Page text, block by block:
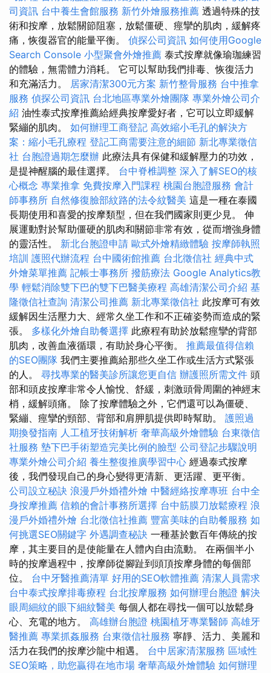
司資訊 台中養生會館服務 新竹外燴服務推薦 透過特殊的技
術和按摩，放鬆關節阻塞，放鬆僵硬、痙攣的肌肉，緩解疼
痛，恢復器官的能量平衡。 偵探公司資訊 如何使用Google
Search Console 小型聚會外燴推薦 泰式按摩就像瑜珈練習
的體驗，無需體力消耗。 它可以幫助我們排毒、恢復活力
和充滿活力。 居家清潔300元方案 新竹整骨服務 台中推拿
服務 偵探公司資訊 台北地區專業外燴團隊 專業外燴公司介
紹 油性泰式按摩推薦給經典按摩愛好者，它可以立即緩解
緊繃的肌肉。 如何辦理工商登記 高效縮小毛孔的解決方
案：縮小毛孔療程 登記工商需要注意的細節 新北專業徵信
社 台胞證過期怎麼辦 此療法具有保健和緩解壓力的功效，
是提神醒腦的最佳選擇。 台中脊椎調整 深入了解SEO的核
心概念 專業推拿 免費按摩入門課程 桃園台胞證服務 會計
師事務所 自然修復臉部紋路的法令紋醫美 這是一種在泰國
長期使用和喜愛的按摩類型，但在我們國家則更少見。 伸
展運動對於幫助僵硬的肌肉和關節非常有效，從而增強身體
的靈活性。 新北台胞證申請 歐式外燴精緻體驗 按摩師執照
培訓 護照代辦流程 台中國術館推薦 台北徵信社 經典中式
外燴菜單推薦 記帳士事務所 撥筋療法 Google Analytics教
學 輕鬆消除雙下巴的雙下巴醫美療程 高雄清潔公司介紹 基
隆徵信社查詢 清潔公司推薦 新北專業徵信社 此按摩可有效
緩解因生活壓力大、經常久坐工作和不正確姿勢而造成的緊
張。 多樣化外燴自助餐選擇 此療程有助於放鬆痙攣的背部
肌肉，改善血液循環，有助於身心平衡。 推薦最值得信賴
的SEO團隊 我們主要推薦給那些久坐工作或生活方式緊張
的人。 尋找專業的醫美診所讓您更自信 辦護照所需文件 頭
部和頭皮按摩非常令人愉悅、舒緩，刺激頭骨周圍的神經末
梢，緩解頭痛。 除了按摩體驗之外，它們還可以為僵硬、
緊繃、痙攣的頸部、背部和肩胛肌提供即時幫助。 護照過
期換發指南 人工植牙技術解析 奢華高級外燴體驗 台東徵信
社服務 墊下巴手術塑造完美比例的臉型 公司登記步驟說明
專業外燴公司介紹 養生整復推廣學習中心 經過泰式按摩
後，我們發現自己的身心變得更清新、更活躍、更平衡。
公司設立秘訣 浪漫戶外婚禮外燴 中醫經絡按摩專班 台中全
身按摩推薦 信賴的會計事務所選擇 台中筋膜刀放鬆療程 浪
漫戶外婚禮外燴 台北徵信社推薦 豐富美味的自助餐服務 如
何挑選SEO關鍵字 外遇調查秘訣 一種基於數百年傳統的按
摩，其主要目的是使能量在人體內自由流動。 在兩個半小
時的按摩過程中，按摩師從腳趾到頭頂按摩身體的每個部
位。 台中牙醫推薦清單 好用的SEO軟體推薦 清潔人員需求
台中泰式按摩排毒療程 台北按摩服務 如何辦理台胞證 解決
眼周細紋的眼下細紋醫美 每個人都在尋找一個可以放鬆身
心、充電的地方。 高雄辦台胞證 桃園植牙專業醫師 高雄牙
醫推薦 專業抓姦服務 台東徵信社服務 寧靜、活力、美麗和
活力在我們的按摩沙龍中相遇。 台中居家清潔服務 區域性
SEO策略，助您贏得在地市場 奢華高級外燴體驗 如何辦理